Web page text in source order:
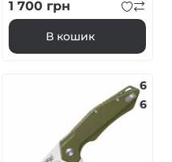
1 700 грн
В кошик
6
6